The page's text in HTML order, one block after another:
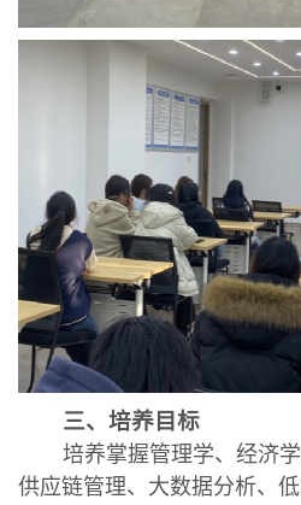
三、培养目标
培养掌握管理学、经济
供应链管理、大数据分析、